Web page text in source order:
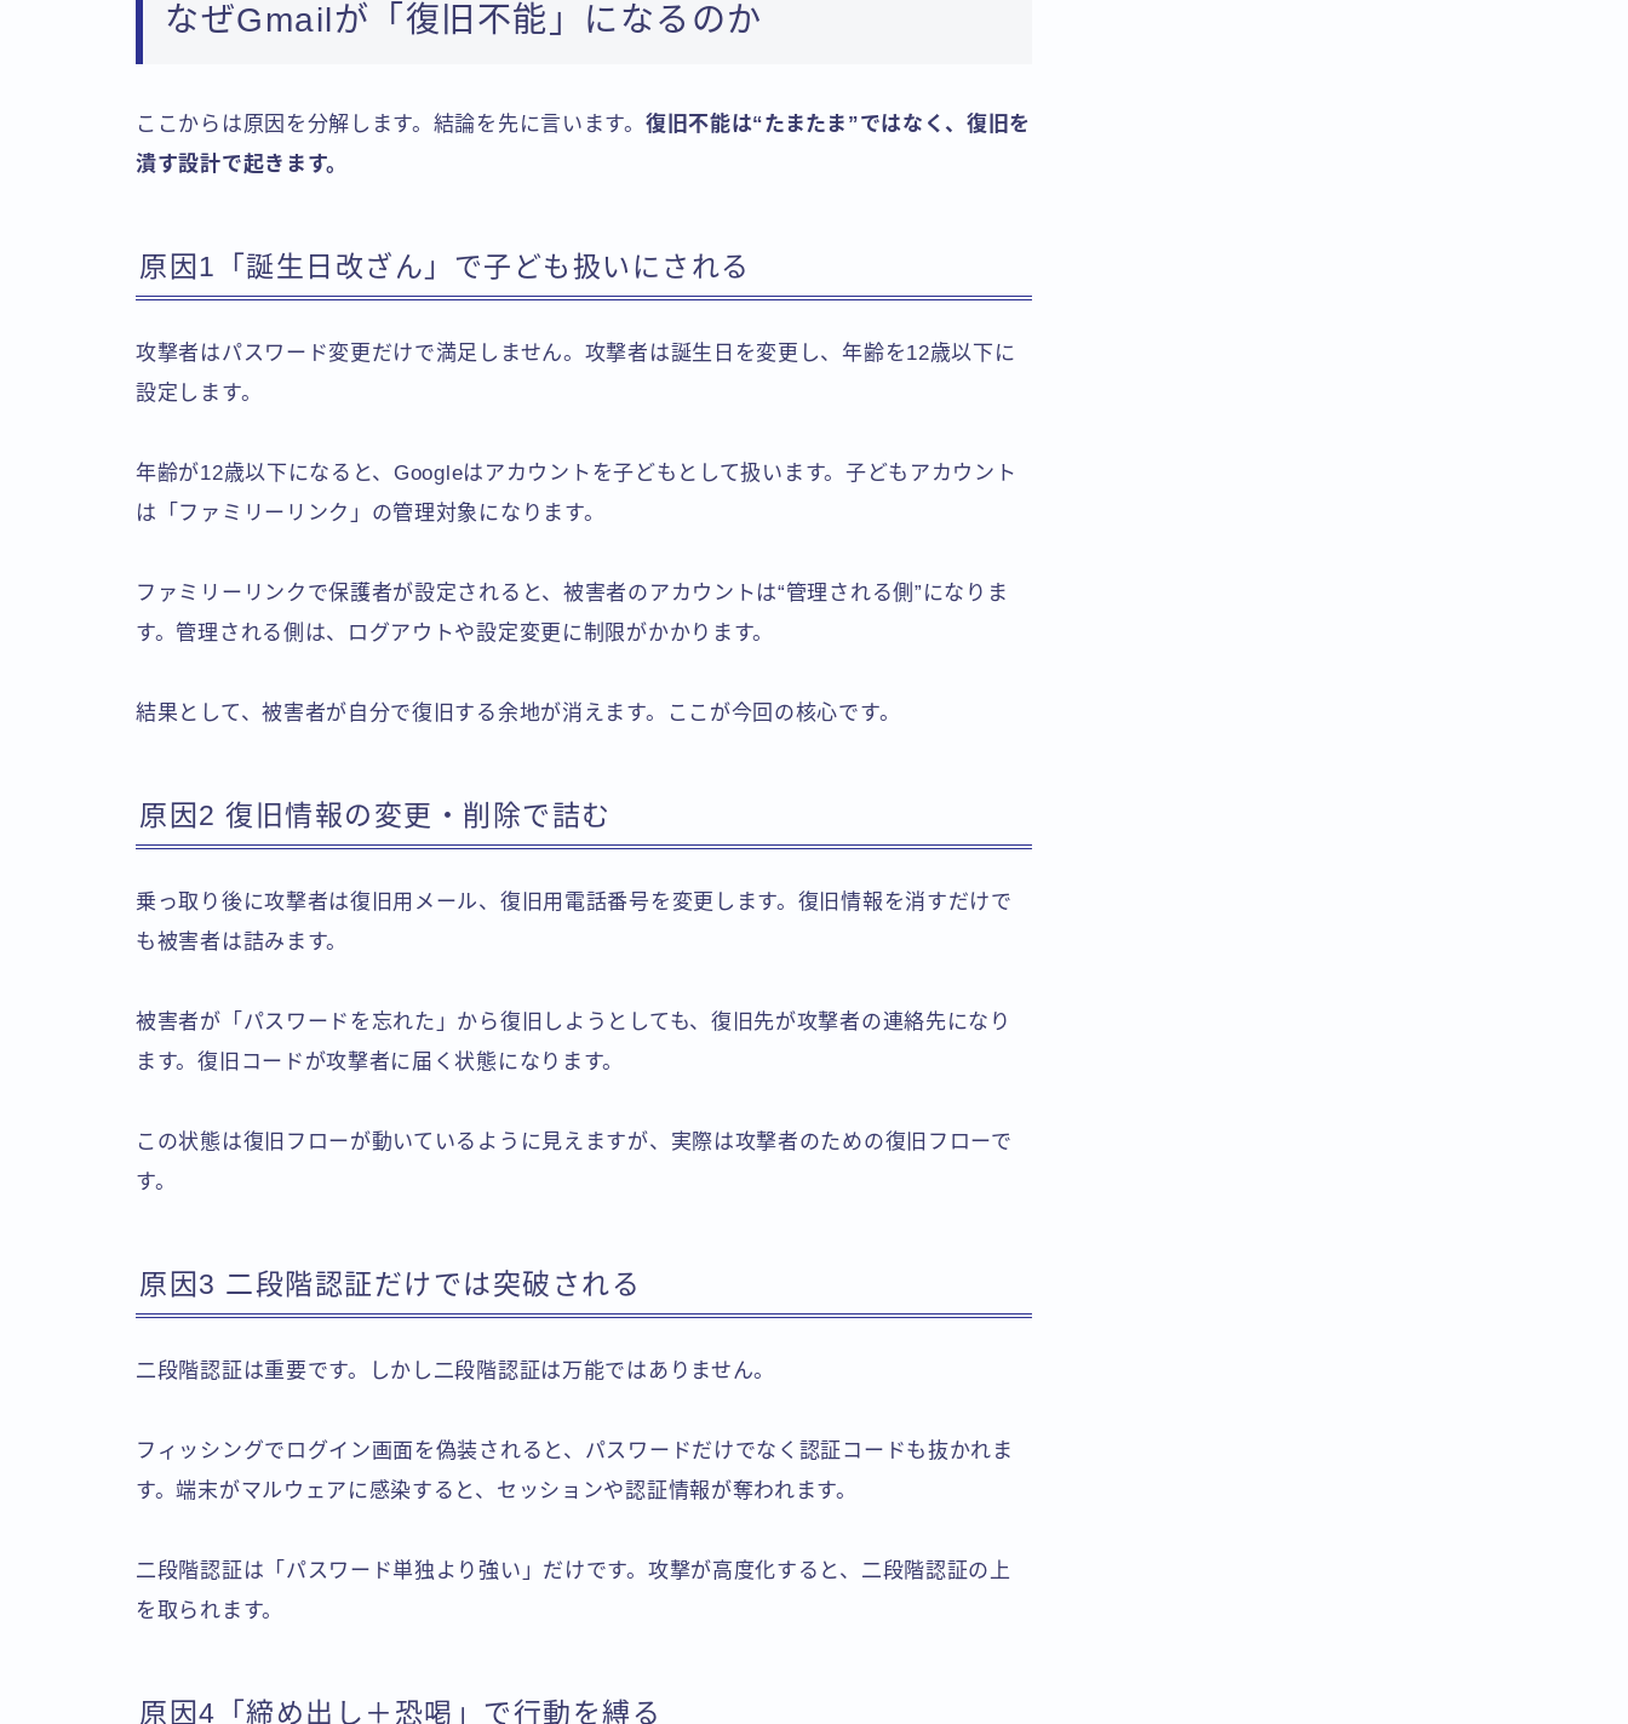
なぜGmailが「復旧不能」になるのか
ここからは原因を分解します。結論を先に言います。 復旧不能は“たまたま”ではなく、復旧を
潰す設計で起きます。
原因1「誕生日改ざん」で子ども扱いにされる
攻撃者はパスワード変更だけで満足しません。攻撃者は誕生日を変更し、年齢を12歳以下に
設定します。
年齢が12歳以下になると、Googleはアカウントを子どもとして扱います。子どもアカウント
は「ファミリーリンク」の管理対象になります。
ファミリーリンクで保護者が設定されると、被害者のアカウントは“管理される側”になりま
す。管理される側は、ログアウトや設定変更に制限がかかります。
結果として、被害者が自分で復旧する余地が消えます。ここが今回の核心です。
原因2 復旧情報の変更・削除で詰む
乗っ取り後に攻撃者は復旧用メール、復旧用電話番号を変更します。復旧情報を消すだけで
も被害者は詰みます。
被害者が「パスワードを忘れた」から復旧しようとしても、復旧先が攻撃者の連絡先になり
ます。復旧コードが攻撃者に届く状態になります。
この状態は復旧フローが動いているように見えますが、実際は攻撃者のための復旧フローで
す。
原因3 二段階認証だけでは突破される
二段階認証は重要です。しかし二段階認証は万能ではありません。
フィッシングでログイン画面を偽装されると、パスワードだけでなく認証コードも抜かれま
す。端末がマルウェアに感染すると、セッションや認証情報が奪われます。
二段階認証は「パスワード単独より強い」だけです。攻撃が高度化すると、二段階認証の上
を取られます。
原因4「締め出し＋恐喝」で行動を縛る